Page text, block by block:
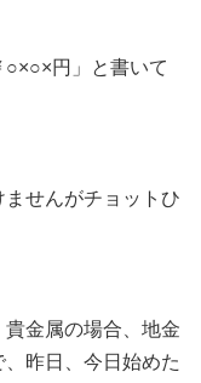
○×○×円」と書いて
せんがチョットひ
金属の場合、地金
昨日、今日始めた